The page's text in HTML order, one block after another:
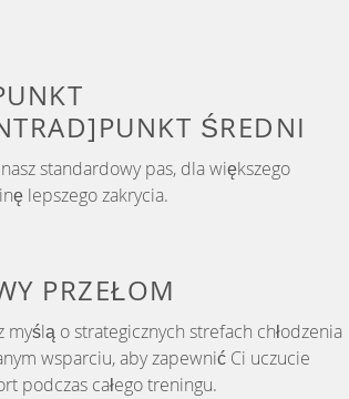
ŚREDNI
standardowy pas, dla większego
lepszego zakrycia.
PRZEŁOM
o strategicznych strefach chłodzenia
wsparciu, aby zapewnić Ci uczucie
podczas całego treningu.